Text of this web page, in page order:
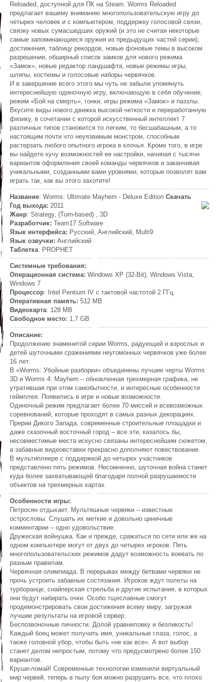
Reloaded, доступной для ПК на Steam. Worms Reloaded
предлагает вашему вниманию многопользовательскую игру до
четырех человек и с компьютером, поддержку голосовой связи,
связку новых сумасшедших оружий (и это не считая некоторые
самые запоминающиеся оружия из предыдущих частей серии),
достижения, таблицу рекордов, новые фоновые темы в высоком
разрешении, обширный список замков для нового режима
«Замок», новые редактор ландшафта, новые режимы игры,
шляпы, костюмы и голосовые наборы червячков.
И в завершение всего этого мы чуть не забыли упомянуть
интереснейшую одиночную игру, включающую в себя обучение,
режим «Бой на смерть», гонки, игры режима «Замок» и паззлы.
Вкусите виды нового движка высокой четкости и переработанную
физику, в сочетании с которой искусственный интеллект 7
различных типов становится то легким, то бесшабашным, а то
настоящим почти что неуязвимым монстром, способным
растерзать любого опытного игрока в клочья. Кроме того, в игре
вы найдете кучу возможностей ее настройки, начиная с тысячи
вариантов оформления своей команды червячков и заканчивая
уникальными, созданными вами уровнями, которые позволят вам
играть так, как вы этого захотите!
Название: Worms: Ultimate Mayhem - Deluxe Edition Скачать
Год выхода: 2011
Жанр: Strategy, (Turn-based) , 3D
Разработчик: Team17 Software
Язык интерфейса: Русский, Английский, Multi9
Язык озвучки: Английский
Таблетка: PROPHET
Системные требования:
Операционная система: Windows XP (32-Bit), Windows Vista,
Windows 7
Процессор: Intel Pentium IV с тактовой частотой 2 ГГц
Оперативная память: 512 MB
Видеокарта: 128 MB
Свободное место: 1,7 GB
Описание:
Продолжение знаменитой серии Worms, радующей и взрослых и
детей шуточными сражениями неугомонных червячков уже более
16 лет.
В «Worms: Убойные разборки» объединены лучшие черты Worms
3D и Worms 4: Mayhem – обновленная трехмерная графика, не
утратившая при этом самобытности, и интересные особенности
геймплея. Появились в игре и новые возможности.
Одиночный режим предлагает более 70 миссий и всевозможных
соревнований, которые проходят в самых разных декорациях.
Прерии Дикого Запада, современные строительные площадки и
даже сказочный восточный город – все эти, казалось бы,
несовместимые места искусно связаны интереснейшим сюжетом,
а забавные видеовставки прекрасно дополняют повествование.
В мультиплеере с поддержкой до четырех участников
представлено пять режимов. Несомненно, шуточная война станет
куда более захватывающей благодаря полной разрушаемости
объектов на трехмерных картах.
Особенности игры:
Петросян отдыхает. Мультяшные червяки – известные
острословы. Слушать их меткие и довольно циничные
комментарии – одно удовольствие.
Дружеская войнушка. Как и прежде, сражаться по сети или же на
одном компьютере могут от двух до четырех игроков. Пять
многопользовательских режимов дадут возможность воевать по
разным правилам.
Червячная олимпиада. В перерывах между битвами червяки не
прочь устроить забавные состязания. Игроков ждут полеты на
турборанце, снайперская стрельба и другие испытания, в которых
они будут набирать очки. Особо тщеславные смогут
продемонстрировать свои достижения всему миру, загружая
лучшие результаты на игровой сервер.
Беспозвоночные личности. Долой уравниловку и безликость!
Каждый боец может получить имя, уникальные глаза, голос, а
также головной убор, чтобы быть «не как все». А вот выбор
станет делом непростым, потому что предусмотрено более 150
вариантов.
Круши-ломай! Современные технологии изменили виртуальный
мир червей, теперь в пылу боя можно разрушить все, что плохо